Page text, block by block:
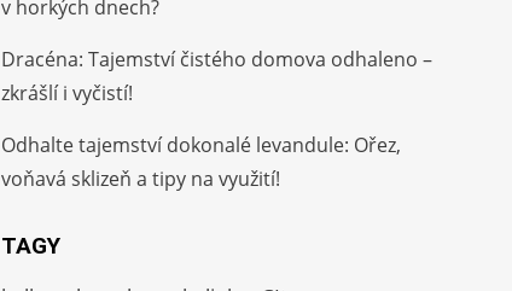
v horkých dnech?
Dracéna: Tajemství čistého domova odhaleno –
zkrášlí i vyčistí!
Odhalte tajemství dokonalé levandule: Ořez,
voňavá sklizeň a tipy na využití!
TAGY